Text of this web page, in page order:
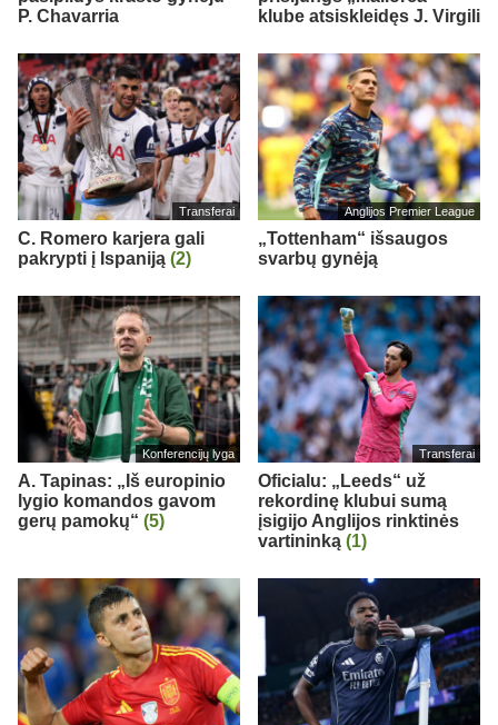
P. Chavarria
klube atsiskleidęs J. Virgili
Transferai
C. Romero karjera gali
pakrypti į Ispaniją (2)
Anglijos Premier League
„Tottenham“ išsaugos
svarbų gynėją
Konferencijų lyga
A. Tapinas: „Iš europinio
lygio komandos gavom
gerų pamokų“ (5)
Transferai
Oficialu: „Leeds“ už
rekordinę klubui sumą
įsigijo Anglijos rinktinės
vartininką (1)